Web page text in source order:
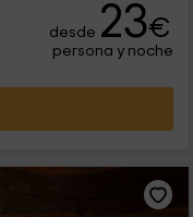
desde 23€
persona y noche